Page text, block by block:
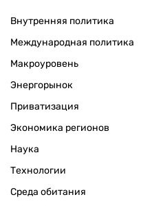
Внутренняя политика
Международная политика
Макроуровень
Энергорынок
Приватизация
Экономика регионов
Наука
Технологии
Среда обитания